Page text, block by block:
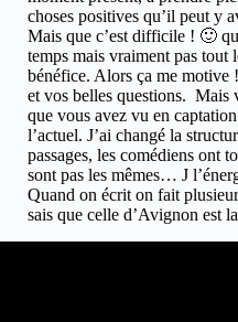
choses positives qu’il peut y
Mais que c’est difficile ! 🙂
temps mais vraiment pas tout
bénéfice. Alors ça me
et vos belles questions. Mais
que vous avez vu en
l’actuel. J’ai changé la
passages, les comédiens ont
sont pas les mêmes… J
Quand on écrit on fait
sais que celle d’Avignon est